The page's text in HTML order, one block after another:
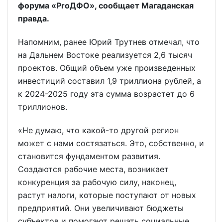
форума «ProДФО», сообщает Магаданская
правда.
Напомним, ранее Юрий Трутнев отмечал, что
на Дальнем Востоке реализуется 2,6 тысяч
проектов. Общий объем уже произведенных
инвестиций составил 1,9 триллиона рублей, а
к 2024-2025 году эта сумма возрастет до 6
триллионов.
«Не думаю, что какой-то другой регион
может с нами состязаться. Это, собственно, и
становится фундаментом развития.
Создаются рабочие места, возникает
конкуренция за рабочую силу, наконец,
растут налоги, которые поступают от новых
предприятий. Они увеличивают бюджеты